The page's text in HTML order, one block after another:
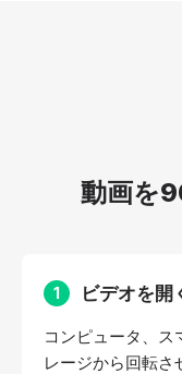
動画を
1 ビデオを開
コンピュータ、ス
レージから回転さ